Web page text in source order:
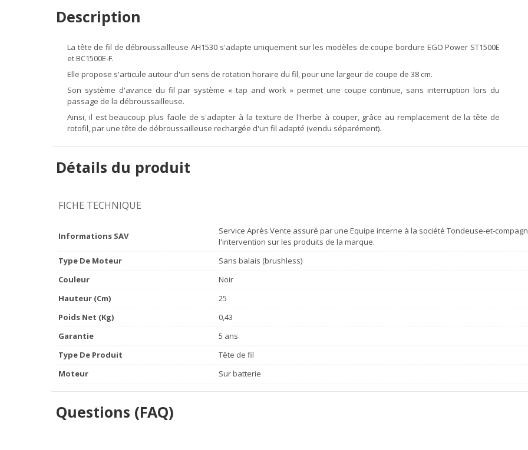
Description
La tête de fil de débroussailleuse AH1530 s'adapte uniquement sur les modèles de coupe bordure EGO Power ST1500E
et BC1500E-F.
Elle propose s'articule autour d'un sens de rotation horaire du fil, pour une largeur de coupe de 38 cm.
Son système d'avance du fil par système « tap and work » permet une coupe continue, sans interruption lors du
passage de la débroussailleuse.
Ainsi, il est beaucoup plus facile de s'adapter à la texture de l'herbe à couper, grâce au remplacement de la tête de
rotofil, par une tête de débroussailleuse rechargée d'un fil adapté (vendu séparément).
Détails du produit
FICHE TECHNIQUE
Informations SAV
Service Après Vente assuré par une Equipe interne à la société Tondeuse-et-
l'intervention sur les produits de la marque.
Type De Moteur
Sans balais (brushless)
Couleur
Noir
Hauteur (cm)
25
Poids Net (Kg)
0,43
Garantie
5 ans
Type De Produit
Tête de fil
Moteur
Sur batterie
Questions (FAQ)